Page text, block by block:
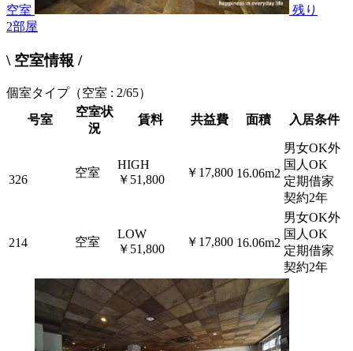
空室
残り
2部屋
\ 空室情報 /
個室タイプ（空室 : 2/65）
号室
空室状
況
賃料 共益費 面積 入居条件
326
空室
HIGH
￥51,800
￥17,800 16.06m2
男女OK外
国人OK
定期借家
契約2年
214 空室
LOW
￥51,800
￥17,800 16.06m2
男女OK外
国人OK
定期借家
契約2年